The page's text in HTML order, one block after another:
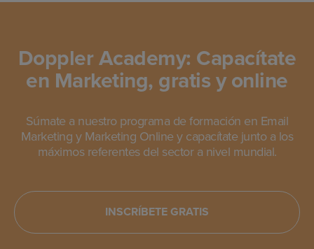
Doppler Academy: Capacítate
en Marketing, gratis y online
Súmate a nuestro programa de formación en Email
Marketing y Marketing Online y capacítate junto a los
máximos referentes del sector a nivel mundial.
INSCRÍBETE GRATIS